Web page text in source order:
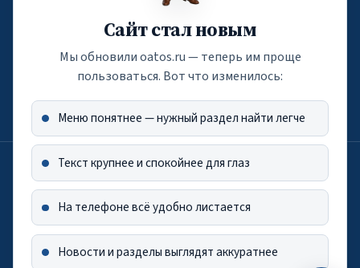
Сайт стал новым
Мы обновили oatos.ru — теперь им проще
пользоваться. Вот что изменилось:
Меню понятнее — нужный раздел найти легче
Текст крупнее и спокойнее для глаз
На телефоне всё удобно листается
Новости и разделы выглядят аккуратнее
Телефон: +7 (916) 788-60-71
По вопросам подписки
press@oatos.ru
Лицензия на осуществление образовательной деятельности от
5.05.2022 г. (РН — Л035-01298-77/00271168)
Оператор персональных данных по приказу Роскомнадзора №181
от 13.09.2021 г.